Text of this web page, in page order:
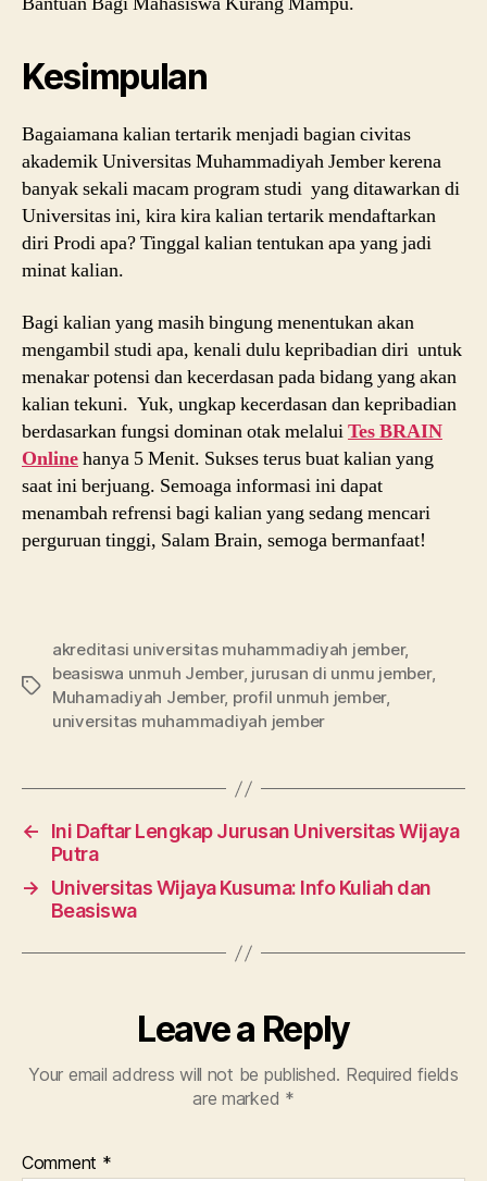
Kesimpulan
Bagaiamana kalian tertarik menjadi bagian civitas
akademik Universitas Muhammadiyah Jember kerena
banyak sekali macam program studi yang ditawarkan di
Universitas ini, kira kira kalian tertarik mendaftarkan
diri Prodi apa? Tinggal kalian tentukan apa yang jadi
minat kalian.
Bagi kalian yang masih bingung menentukan akan
mengambil studi apa, kenali dulu kepribadian diri untuk
menakar potensi dan kecerdasan pada bidang yang akan
kalian tekuni. Yuk, ungkap kecerdasan dan kepribadian
berdasarkan fungsi dominan otak melaluiTes BRAIN
Onlinehanya 5 Menit. Sukses terus buat kalian yang
saat ini berjuang. Semoaga informasi ini dapat
menambah refrensi bagi kalian yang sedang mencari
perguruan tinggi, Salam Brain, semoga bermanfaat!
Tags
akreditasi universitas muhammadiyah jember,
beasiswa unmuh Jember, jurusan di unmu jember,
Muhamadiyah Jember, profil unmuh jember,
universitas muhammadiyah jember
←
Ini Daftar Lengkap Jurusan Universitas Wijaya
Putra
→
Universitas Wijaya Kusuma: Info Kuliah dan
Beasiswa
Leave a Reply
Your email address will not be published. Required fields
are marked *
Comment *